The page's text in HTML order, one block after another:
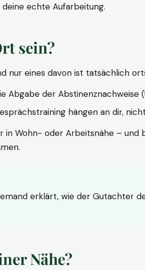
echte Aufarbeitung.
sein?
nur eines davon ist tatsächlich
Abgabe der Abstinenznachweise
hängen an dir,
Wohn- oder Arbeitsnähe –
erklärt, wie der Gutachter
Nähe?